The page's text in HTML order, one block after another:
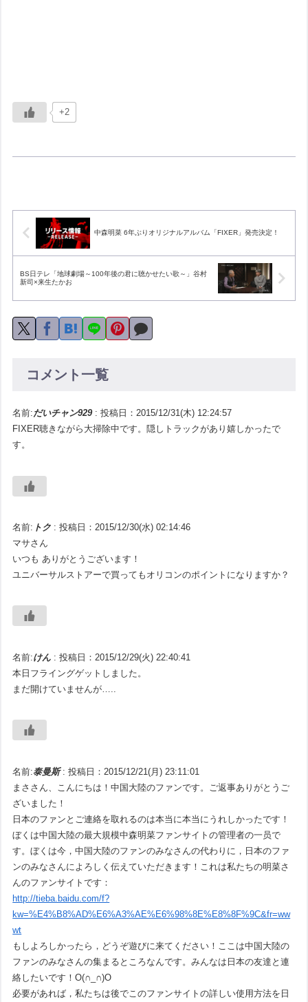
+2
中森明菜 6年ぶりオリジナルアルバム「FIXER」発売決定！
BS日テレ「地球劇場～100年後の君に聴かせたい歌～」谷村
新司×来生たかお
コメント一覧
名前:だいチャン929: 投稿日：2015/12/31(木) 12:24:57
FIXER聴きながら大掃除中です。隠しトラックがあり嬉しかったで
す。
名前: トク : 投稿日：2015/12/30(水) 02:14:46
マサさん
いつも ありがとうございます！
ユニバーサルストアーで買ってもオリコンのポイントになりますか？
名前:けん : 投稿日：2015/12/29(火) 22:40:41
本日フライングゲットしました。
まだ開けていませんが…..
名前:泰曼斯: 投稿日：2015/12/21(月) 23:11:01
まささん、こんにちは！中国大陸のファンです。ご返事ありがとうご
ざいました！
日本のファンとご連絡を取れるのは本当に本当にうれしかったです！
ぼくは中国大陸の最大規模中森明菜ファンサイトの管理者の一员で
す。ぼくは今，中国大陸のファンのみなさんの代わりに，日本のファ
ンのみなさんによろしく伝えていただきます！これは私たちの明菜さ
んのファンサイトです：
http://tieba.baidu.com/f?
kw=%E4%B8%AD%E6%A3%AE%E6%98%8E%E8%8F%9C&fr=ww
wt
もしよろしかったら，どうぞ遊びに来てください！ここは中国大陸の
ファンのみなさんの集まるところなんです。みんなは日本の友達と連
絡したいです！O(∩_∩)O
必要があれば，私たちは後でこのファンサイトの詳しい使用方法を日